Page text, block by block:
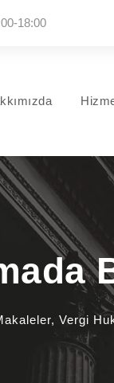
18:00
, Vergi